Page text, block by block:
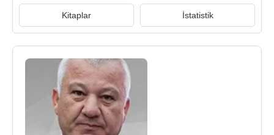
Kitaplar İstatistik